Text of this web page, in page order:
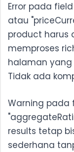
Error pada
atau
product harus
memproses
halaman
Tidak ada
Warning pada
results tetap
sederhana